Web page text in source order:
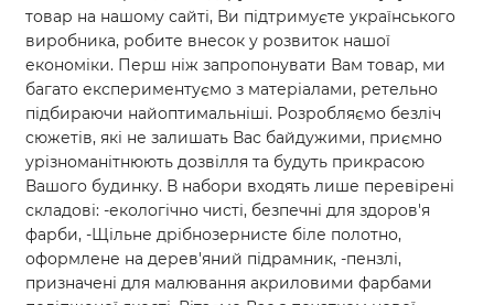
товар на нашому сайті, Ви підтримуєте українського
виробника, робите внесок у розвиток нашої
економіки. Перш ніж запропонувати Вам товар, ми
багато експериментуємо з матеріалами, ретельно
підбираючи найоптимальніші. Розробляємо безліч
сюжетів, які не залишать Вас байдужими, приємно
урізноманітнюють дозвілля та будуть прикрасою
Вашого будинку. В набори входять лише перевірені
складові: -екологічно чисті, безпечні для здоров'я
фарби, -Щільне дрібнозернисте біле полотно,
оформлене на дерев'яний підрамник, -пензлі,
призначені для малювання акриловими фарбами